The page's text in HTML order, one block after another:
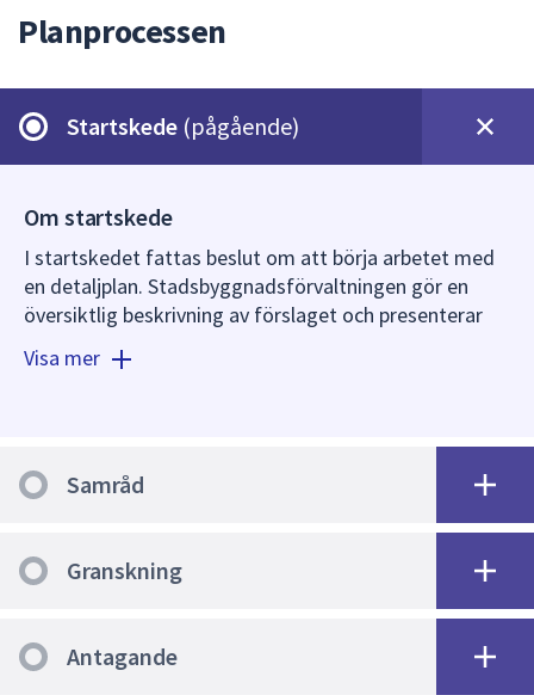
Planprocessen
Startskede (pågående)
Om startskede
I startskedet fattas beslut om att börja arbetet med
en detaljplan. Stadsbyggnadsförvaltningen gör en
översiktlig beskrivning av förslaget och presenterar
det för plan- och byggnadsnämnden (PBN). Plan- och
byggnadsnämnden fattar beslut om att påbörja
I samband med ett positivt planbesked fattar plan-
och byggnadsnämnden beslut om att ge
stadsbyggnadsförvaltningen i uppdrag att ta fram ett
förslag till detaljplan. I planbeskedet anges riktlinjer
för den fortsatta planeringen.
Visa mer
Samråd
Granskning
Antagande